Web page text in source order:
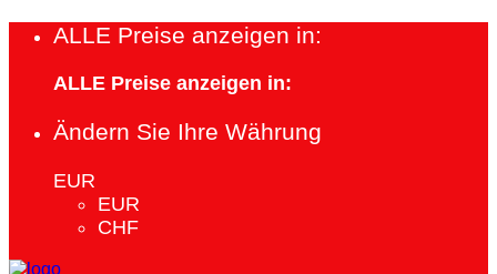
ALLE Preise anzeigen in:
ALLE Preise anzeigen in:
Ändern Sie Ihre Währung
EUR
EUR
CHF